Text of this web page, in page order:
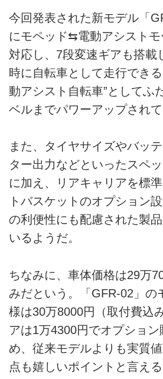
今回発表された新モデル「
にモペッド⇆電動アシスト
対応し、7段変速ギアも搭載
時に自転車として走行でき
動アシスト自転車”としてふ
ベルまでパワーアップされて
また、タイヤサイズやバッ
ター出力などといったスペ
に加え、リアキャリアを標
トバスケットのオプション
の利便性にも配慮された製
いるようだ。
ちなみに、車体価格は29万
みだという。「GFR-02」の
様は30万8000円（取付費込
アは1万4300円でオプショ
め、従来モデルよりも実質
点も嬉しいポイントと言える